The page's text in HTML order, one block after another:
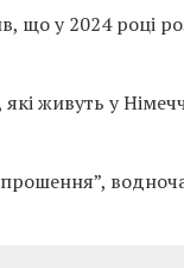
у 2024 році
живуть у